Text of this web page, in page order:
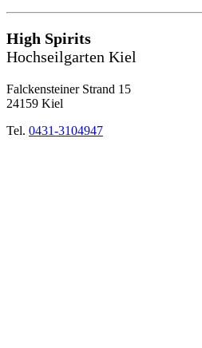
High Spirits
Hochseilgarten Kiel
Falckensteiner Strand 15
24159 Kiel
Tel. 0431-3104947